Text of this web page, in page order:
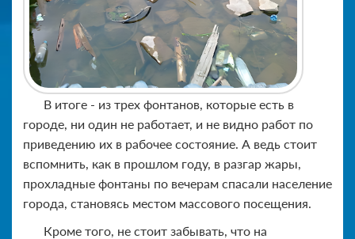
В итоге - из трех фонтанов, которые есть в
городе, ни один не работает, и не видно работ по
приведению их в рабочее состояние. А ведь стоит
вспомнить, как в прошлом году, в разгар жары,
прохладные фонтаны по вечерам спасали население
города, становясь местом массового посещения.
Кроме того, не стоит забывать, что на